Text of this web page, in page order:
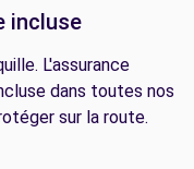
incluse
L'assurance
dans toutes nos
sur la route.